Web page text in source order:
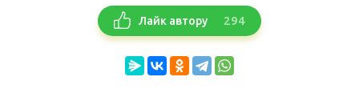
Лайк автору 294